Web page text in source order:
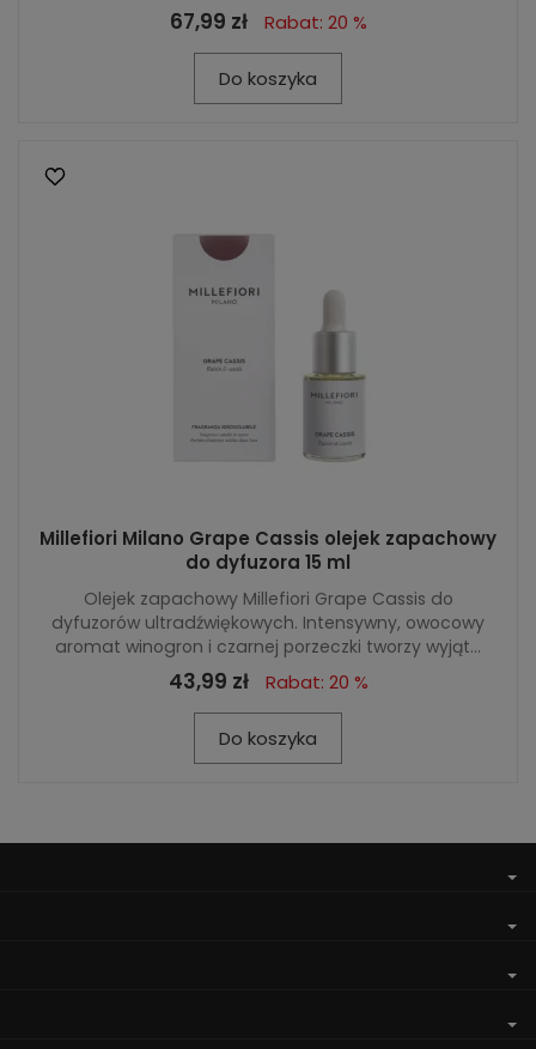
67,99 zł Rabat: 20 %
Do koszyka
Millefiori Milano Grape Cassis olejek zapachowy
do dyfuzora 15 ml
Olejek zapachowy Millefiori Grape Cassis do
dyfuzorów ultradźwiękowych. Intensywny, owocowy
aromat winogron i czarnej porzeczki tworzy wyjąt...
43,99 zł Rabat: 20 %
Do koszyka